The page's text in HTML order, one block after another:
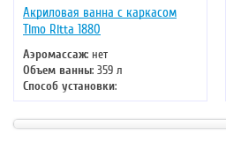
Акриловая ванна с каркасом
Timo Ritta 1880
Аэромассаж: нет
Объем ванны: 359 л
Способ установки:
отдельностоящая
Хромотерапия: нет
Длина: 180 см